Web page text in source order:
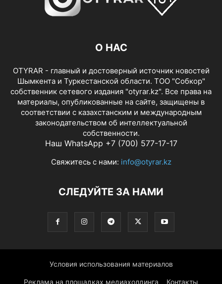
О НАС
OTYRAR - главный и достоверный источник новостей
Шымкента и Туркестанской области. ТОО "Собкор"
собственник сетевого издания "otyrar.kz". Все права на
материалы, опубликованные на сайте, защищены в
соответствии с казахстанским и международным
законодательством об интеллектуальной
собственности.
Наш WhatsApp +7 (700) 577-17-17
Свяжитесь с нами: info@otyrar.kz
СЛЕДУЙТЕ ЗА НАМИ
Условия использования материалов
Реклама на площадках медиахолдинга Контакты